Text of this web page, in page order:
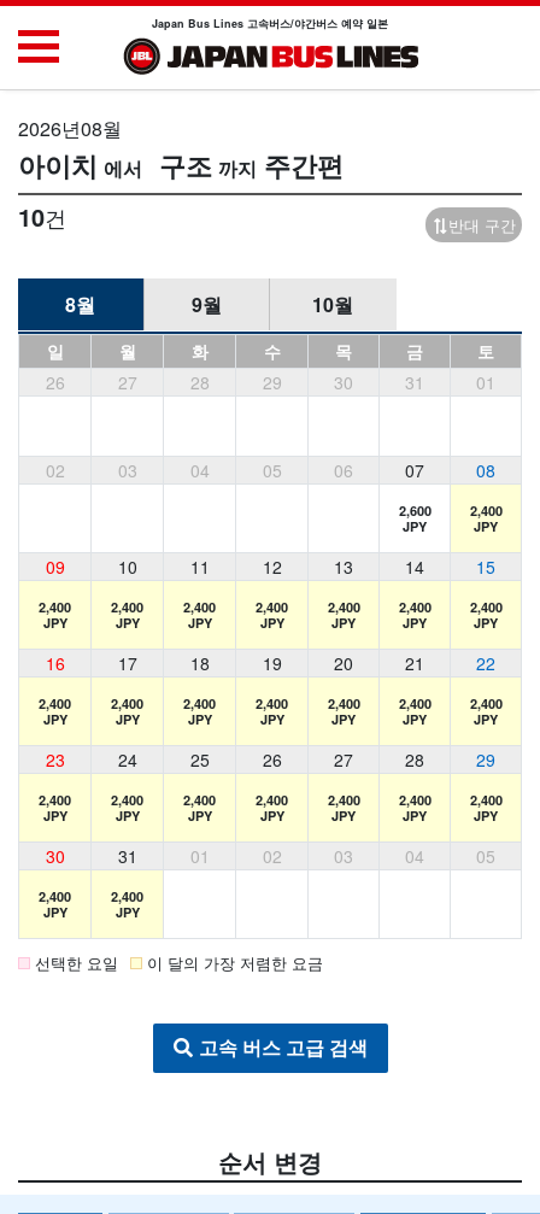
Japan Bus Lines 고속버스/야간버스 예약 일본
2026년08월
아이치 구조 주간편
10건 반대 구간
8월 9월 10월
일 월 화 수 목 금
토
26
27 28 29 30 31 01
02 03 04 05 06 07 08
2,600
JPY
2,400
JPY
09 10 11 12 13 14 15
2,400
JPY
2,400
JPY
2,400
JPY
2,400
JPY
2,400
JPY
2,400
JPY
2,400
JPY
16 17 18 19 20 21 22
2,400
JPY
2,400
JPY
2,400
JPY
2,400
JPY
2,400
JPY
2,400
JPY
2,400
JPY
23 24 25 26 27 28 29
2,400
JPY
2,400
JPY
2,400
JPY
2,400
JPY
2,400
JPY
2,400
JPY
2,400
JPY
30 31 01 02 03 04 05
2,400
JPY
2,400
JPY
선택한 요일 이 달의 가장 저렴한 요금
고속 버스 고급 검색
순서 변경